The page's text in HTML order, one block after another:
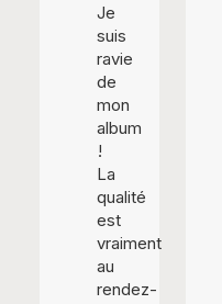
Je
suis
ravie
de
mon
album
!
La
qualité
est
vraiment
au
rendez-